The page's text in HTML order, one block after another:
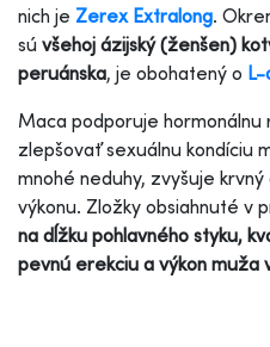
nich je Zerex Extralong.
sú všehoj ázijský (ženšen)
peruánska, je obohatený o L-
Maca podporuje hormonálnu
zlepšovať sexuálnu kondíciu
mnohé neduhy, zvyšuje
výkonu. Zložky obsiahnuté v
na dĺžku pohlavného styku,
pevnú erekciu a výkon muža